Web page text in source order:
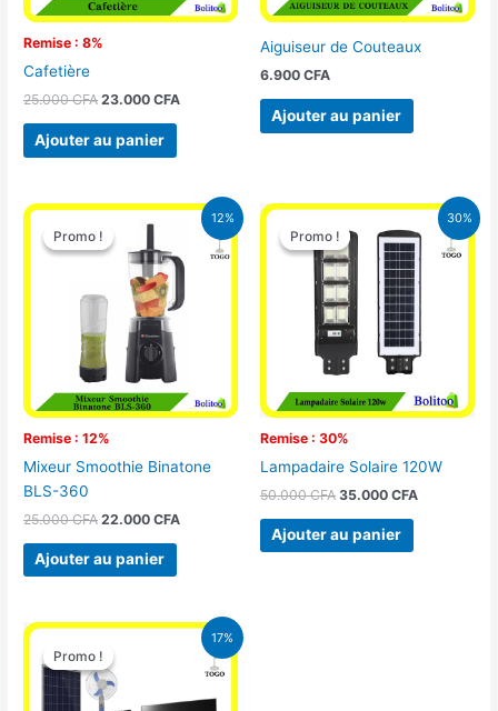
Remise : 8%
Cafetière
25.000CFA 23.000CFA
Ajouter au panier
Aiguiseur de Couteaux
6.900 CFA
Ajouter au panier
12%
Promo !
Remise : 12%
Promo !
Mixeur Smoothie Binatone
BLS-360
25.000CFA
Le
prix
initial
était :
25.000 CFA.
22.000CFA
Le
prix
actuel
est :
Ajouter au panier
30%
Promo !
Remise : 30%
Promo !
Lampadaire Solaire 120W
50.000CFA
Le
prix
initial
était :
50.000 CFA.
35.000 CFA
Le
prix
actuel
est :
35.000
Ajouter au panier
17%
Promo !
Promo !
Le
initial
était :
430.000 CFA.
Le
prix
actuel
355.000 CFA.